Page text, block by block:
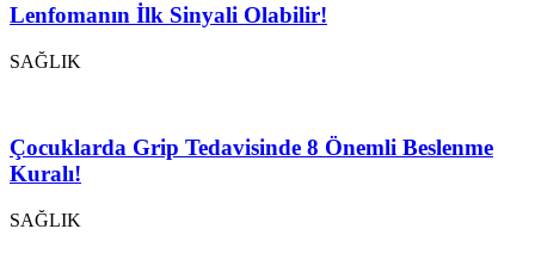
Lenfomanın İlk Sinyali Olabilir!
SAĞLIK
Çocuklarda Grip Tedavisinde 8 Önemli Beslenme
Kuralı!
SAĞLIK